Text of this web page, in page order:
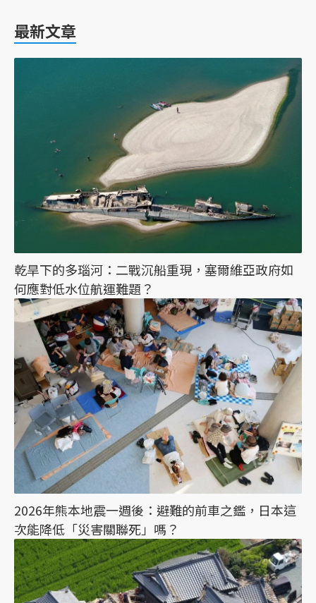
最新文章
乾旱下的多瑙河：二戰沉船重現，塞爾維亞政府如
何應對低水位航運難題？
2026年熊本地震一週後：避難的前車之鑑，日本這
次能降低「災害關聯死」嗎？